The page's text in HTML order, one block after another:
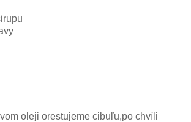
oleji orestujeme cibuľu,po chvíli